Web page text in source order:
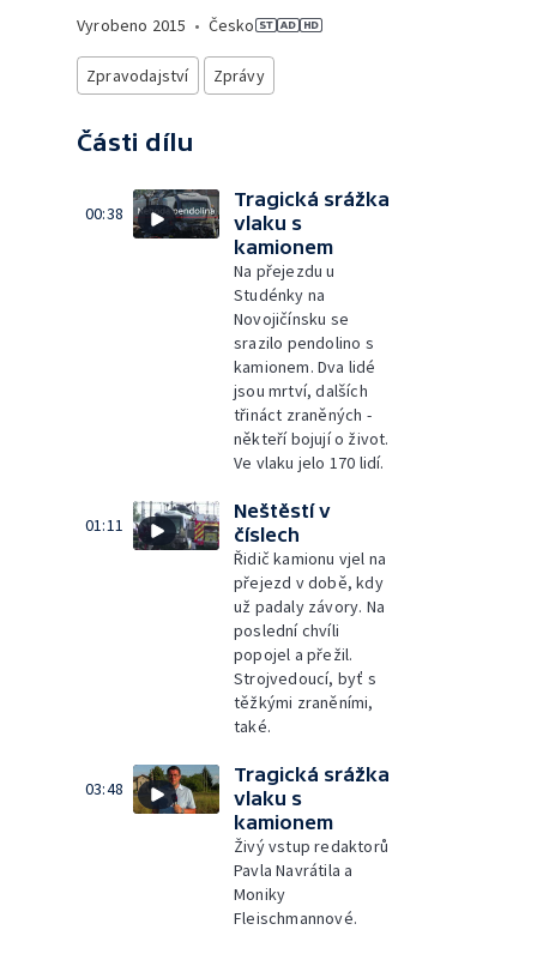
Vyrobeno 2015 • Česko
Zpravodajství Zprávy
Části dílu
00:38
Tragická srážka
vlaku s
kamionem
Na přejezdu u
Studénky na
Novojičínsku se
srazilo pendolino s
kamionem. Dva lidé
jsou mrtví, dalších
třináct zraněných -
někteří bojují o život.
Ve vlaku jelo 170 lidí.
01:11
Neštěstí v
číslech
Řidič kamionu vjel na
přejezd v době, kdy
už padaly závory. Na
poslední chvíli
popojel a přežil.
Strojvedoucí, byť s
těžkými zraněními,
také.
03:48
Tragická srážka
vlaku s
kamionem
Živý vstup redaktorů
Pavla Navrátila a
Moniky
Fleischmannové.